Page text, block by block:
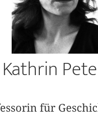
Kathrin
für